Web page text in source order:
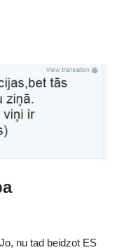
nu tad beidzot ES